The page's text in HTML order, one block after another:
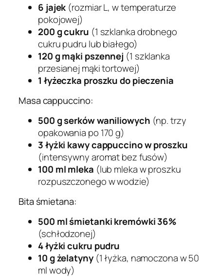
6 jajek (rozmiar L, w temperaturze
pokojowej)
200 g cukru (1 szklanka drobnego
cukru pudru lub białego)
120 g mąki pszennej (1 szklanka
przesianej mąki tortowej)
1 łyżeczka proszku do pieczenia
Masa cappuccino:
500 g serków waniliowych (np. trzy
opakowania po 170 g)
3 łyżki kawy cappuccino w proszku
(intensywny aromat bez fusów)
100 ml mleka (lub mleka w proszku
rozpuszczonego w wodzie)
Bita śmietana:
500 ml śmietanki kremówki 36%
(schłodzonej)
4 łyżki cukru pudru
10 g żelatyny(1 łyżka, namoczona w 50
ml wody)